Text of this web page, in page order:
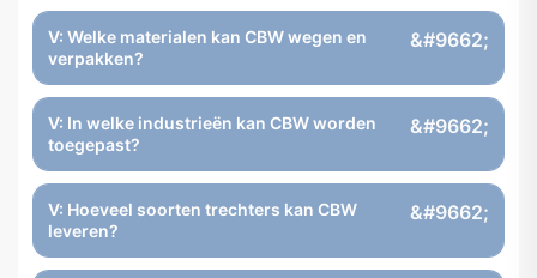
V: Welke materialen kan CBW wegen en
verpakken?
V: In welke industrieën kan CBW worden
toegepast?
V: Hoeveel soorten trechters kan CBW
leveren?